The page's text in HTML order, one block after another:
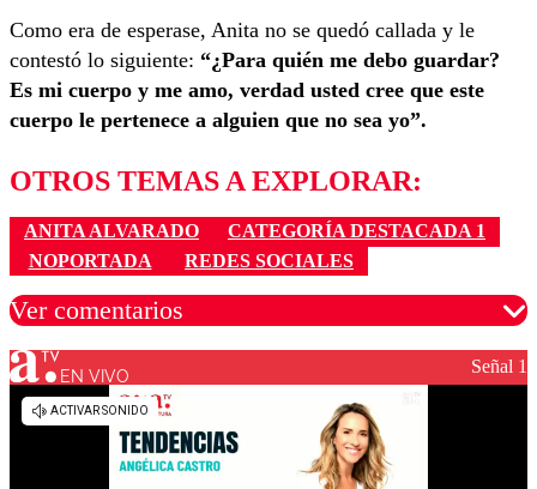
Como era de esperase, Anita no se quedó callada y le
contestó lo siguiente: “¿Para quién me debo guardar?
Es mi cuerpo y me amo, verdad usted cree que este
cuerpo le pertenece a alguien que no sea yo”.
OTROS TEMAS A EXPLORAR:
ANITA ALVARADO
CATEGORÍA DESTACADA 1
NOPORTADA
REDES SOCIALES
Ver comentarios
Los comentarios son moderados para garantizar un
diálogo respetuoso.
EN VIVO Señal 1